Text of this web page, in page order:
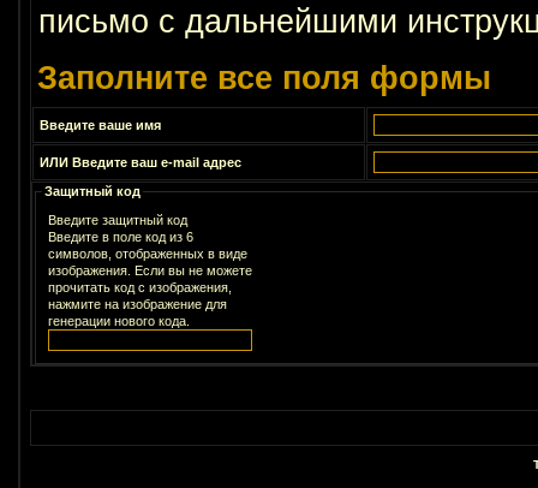
письмо с дальнейшими
Заполните все поля формы
Введите ваше имя
ИЛИ Введите ваш e-mail адрес
Защитный код
Введите защитный код
Введите в поле код из 6
символов, отображенных в виде
изображения. Если вы не можете
прочитать код с изображения,
нажмите на изображение для
генерации нового кода.